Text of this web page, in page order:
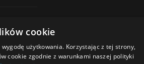
cookie
użytkowania. Korzystając z tej strony,
cookie zgodnie z warunkami naszej polityki